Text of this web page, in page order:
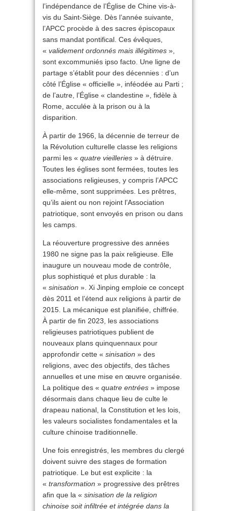
l’indépendance de l’Église de Chine vis-à-
vis du Saint-Siège. Dès l’année suivante,
l’APCC procède à des sacres épiscopaux
sans mandat pontifical. Ces évêques,
« validement ordonnés mais illégitimes »,
sont excommuniés ipso facto. Une ligne de
partage s’établit pour des décennies : d’un
côté l’Église « officielle », inféodée au Parti ;
de l’autre, l’Église « clandestine », fidèle à
Rome, acculée à la prison ou à la
disparition.
À partir de 1966, la décennie de terreur de
la Révolution culturelle classe les religions
parmi les « quatre vieilleries » à détruire.
Toutes les églises sont fermées, toutes les
associations religieuses, y compris l’APCC
elle-même, sont supprimées. Les prêtres,
qu’ils aient ou non rejoint l’Association
patriotique, sont envoyés en prison ou dans
les camps.
La réouverture progressive des années
1980 ne signe pas la paix religieuse. Elle
inaugure un nouveau mode de contrôle,
plus sophistiqué et plus durable : la
« sinisation ». Xi Jinping emploie ce concept
dès 2011 et l’étend aux religions à partir de
2015. La mécanique est planifiée, chiffrée.
À partir de fin 2023, les associations
religieuses patriotiques publient de
nouveaux plans quinquennaux pour
approfondir cette « sinisation » des
religions, avec des objectifs, des tâches
annuelles et une mise en œuvre organisée.
La politique des « quatre entrées » impose
désormais dans chaque lieu de culte le
drapeau national, la Constitution et les lois,
les valeurs socialistes fondamentales et la
culture chinoise traditionnelle.
Une fois enregistrés, les membres du clergé
doivent suivre des stages de formation
patriotique. Le but est explicite : la
« transformation » progressive des prêtres
afin que la « sinisation de la religion
chinoise soit infiltrée et intégrée dans la